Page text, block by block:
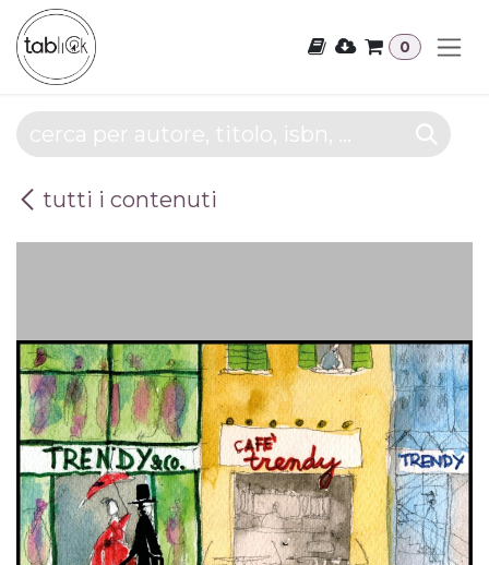
Passa al contenuto
0
tutti i contenuti